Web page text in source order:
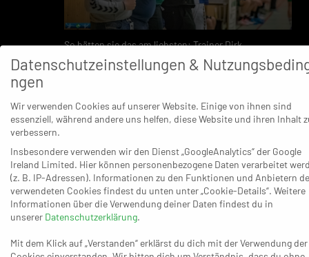
So hätten sie das am liebsten: Trainer Dirk
Weyerbrock (von links) können einen Sieg
ihrer Mannschaft feiern. (Foto: Thomas
Viktor Fütterer hat sich im Spiel gegen Bonn rrh. schwer am
Knie verletzt. Wie sehr trifft das den TVK?
Das ist ein herber Verlust! Viktor ist ja nicht nur ein guter und
erfahrener Spieler, der zudem in der Mannschaft ein gewisses
Standing hat. Er ist auch einer von nur drei Linkshändern und
kann darüber hinaus auf beiden Positionen auf der rechten
dass wir kurzfristig auf Tim Christall zurückgreifen können, der
Datenschutzeinstellungen &
ngen
Wir verwenden Cookies auf unserer Website. Einige von ihnen sind
essenziell, während andere uns helfen, diese Website und ihren Inhalt
verbessern.
Insbesondere verwenden wir den Dienst „GoogleAnalytics“ der Google
Ireland Limited. Hier können personenbezogene Daten verarbeitet
(z. B. IP-Adressen). Informationen zu den Funktionen und Anbietern
verwendeten Cookies findest du unten unter „Cookie-Details“. Weitere
Informationen über die Verwendung deiner Daten findest du in
unserer Datenschutzerklärung.
Mit dem Klick auf „Verstanden“ erklärst du dich mit der Verwendung der